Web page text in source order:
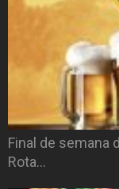
Final de semana
Rota…